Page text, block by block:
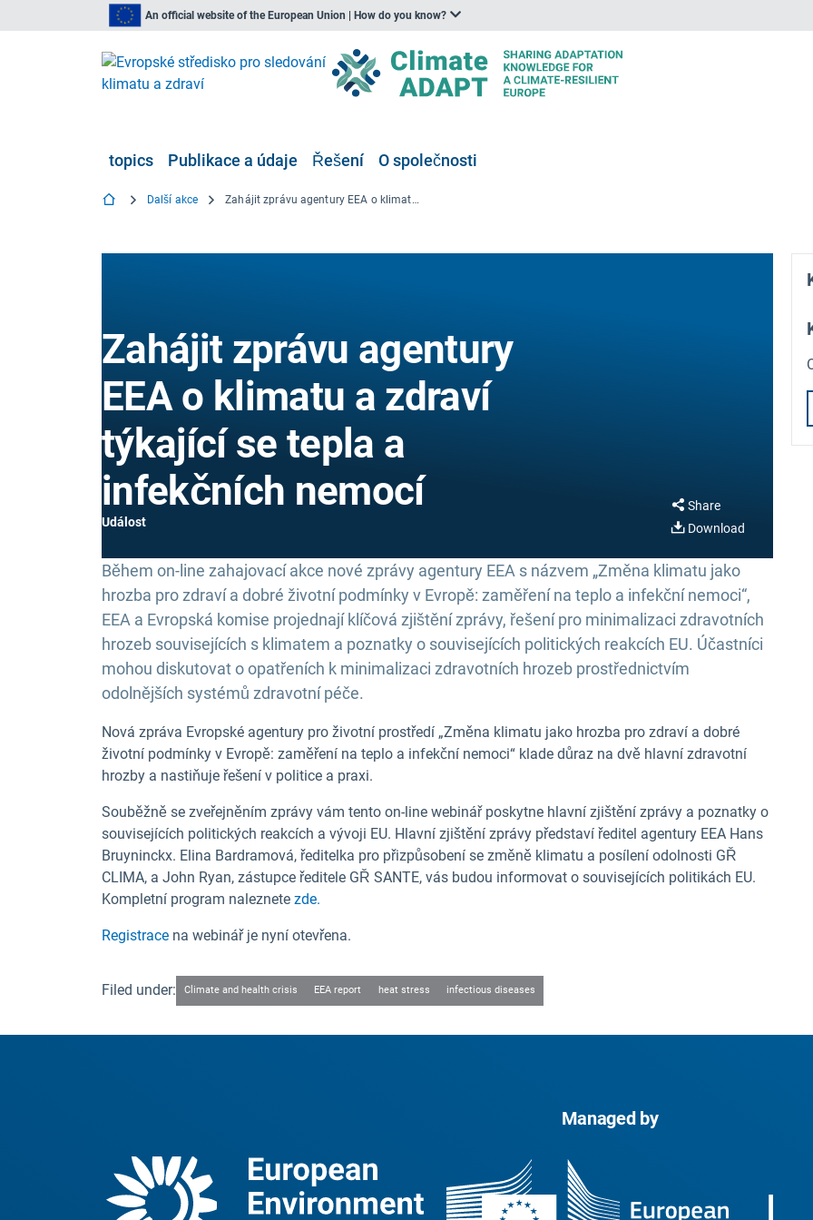
An official website of the European Union | How do you know?
topics Publikace a údaje Řešení O společnosti
Další akce Zahájit zprávu agentury EEA o klimatu a zdraví týkající se tepla a infekčních nemocí
Zahájit zprávu agentury
EEA o klimatu a zdraví
týkající se tepla a
infekčních nemocí
Událost
Share
Download
Během on-line zahajovací akce nové zprávy agentury EEA s názvem „Změna klimatu jako
hrozba pro zdraví a dobré životní podmínky v Evropě: zaměření na teplo a infekční nemoci“,
EEA a Evropská komise projednají klíčová zjištění zprávy, řešení pro minimalizaci zdravotních
hrozeb souvisejících s klimatem a poznatky o souvisejících politických reakcích EU. Účastníci
mohou diskutovat o opatřeních k minimalizaci zdravotních hrozeb prostřednictvím
odolnějších systémů zdravotní péče.
Nová zpráva Evropské agentury pro životní prostředí „Změna klimatu jako hrozba pro zdraví a dobré
životní podmínky v Evropě: zaměření na teplo a infekční nemoci“ klade důraz na dvě hlavní zdravotní
hrozby a nastiňuje řešení v politice a praxi.
Souběžně se zveřejněním zprávy vám tento on-line webinář poskytne hlavní zjištění zprávy a poznatky o
souvisejících politických reakcích a vývoji EU. Hlavní zjištění zprávy představí ředitel agentury EEA Hans
Bruyninckx. Elina Bardramová, ředitelka pro přizpůsobení se změně klimatu a posílení odolnosti GŘ
CLIMA, a John Ryan, zástupce ředitele GŘ SANTE, vás budou informovat o souvisejících politikách EU.
Kompletní program naleznete zde.
Registrace na webinář je nyní otevřena.
Filed under: Climate and health crisis EEA report heat stress infectious diseases
Managed by